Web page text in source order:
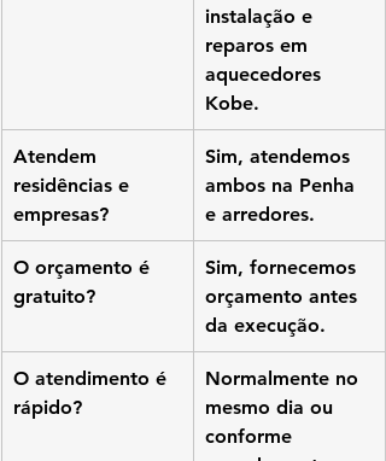
instalação e
reparos em
aquecedores
Kobe.
Atendem
residências e
empresas?
Sim, atendemos
ambos na Penha
e arredores.
O orçamento é
gratuito?
Sim, fornecemos
orçamento antes
da execução.
O atendimento é
rápido?
Normalmente no
mesmo dia ou
conforme